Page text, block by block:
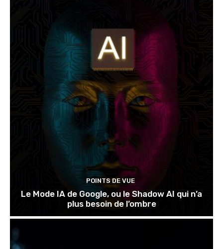
POINTS DE VUE
Le Mode IA de Google, ou le Shadow AI qui n’a
plus besoin de l’ombre